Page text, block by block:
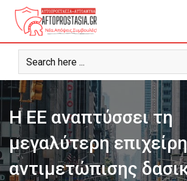
Ψάχνω
για...
Η ΕΕ αναπτύσσει τη
μεγαλύτερη
αντιμετώπισης